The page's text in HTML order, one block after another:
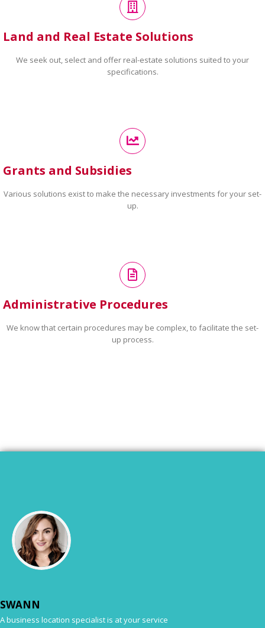
Land and Real Estate Solutions
We seek out, select and offer real-estate solutions suited to your
specifications.
Grants and Subsidies
Various solutions exist to make the necessary investments for your set-
up.
Administrative Procedures
We know that certain procedures may be complex, to facilitate the set-
up process.
SWANN
A business location specialist is at your service